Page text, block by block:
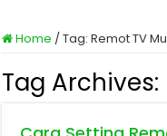
Home /Tag:Remot TV
Tag Archives: